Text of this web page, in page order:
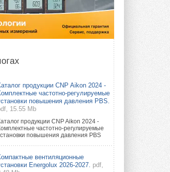
продукции CNP Aikon 2024 -
частотно-регулируемые
повышения давления PBS.
15.55 Mb
продукции CNP Aikon 2024 -
частотно-регулируемые
повышения давления PBS
вентиляционные
Energolux 2026-2027. pdf,